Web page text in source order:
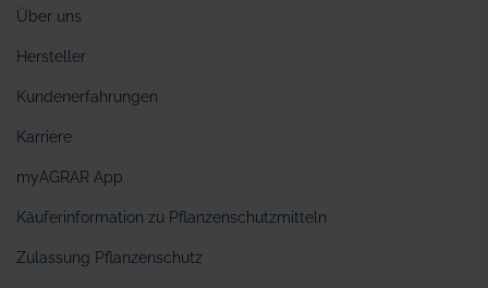
Über uns
Hersteller
Kundenerfahrungen
Karriere
myAGRAR App
Käuferinformation zu Pflanzenschutzmitteln
Zulassung Pflanzenschutz